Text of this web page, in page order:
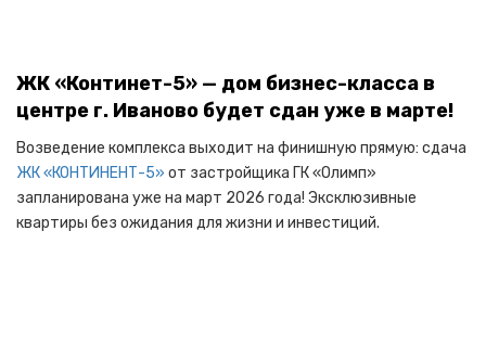
ЖК «Континет-5» — дом бизнес-класса в
центре г. Иваново будет сдан уже в марте!
Возведение комплекса выходит на финишную прямую: сдача
ЖК «КОНТИНЕНТ-5» от застройщика ГК «Олимп»
запланирована уже на март 2026 года! Эксклюзивные
квартиры без ожидания для жизни и инвестиций.